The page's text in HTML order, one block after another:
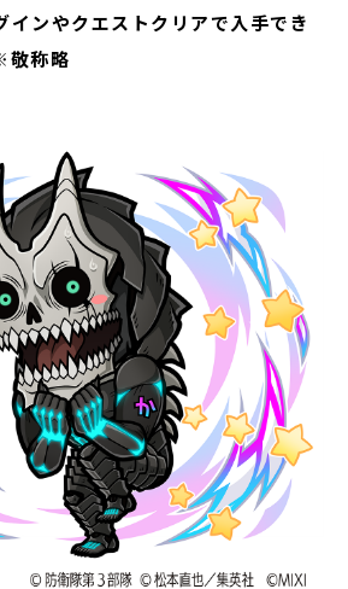
インやクエストクリアで入手でき
敬称略